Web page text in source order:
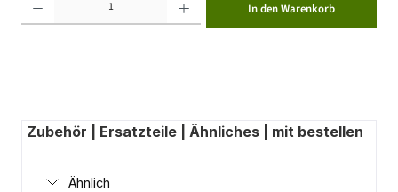
In den Warenkorb
Zubehör | Ersatzteile | Ähnliches | mit bestellen
Ähnlich